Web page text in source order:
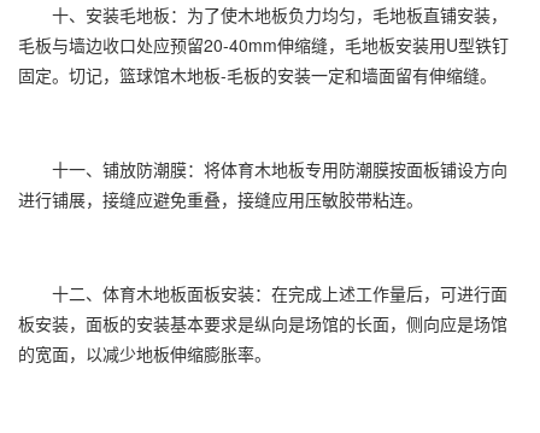
十、安装毛地板：为了使木地板负力均匀，毛地板直铺安装，
毛板与墙边收口处应预留20-40mm伸缩缝，毛地板安装用U型铁钉
固定。切记，篮球馆木地板-毛板的安装一定和墙面留有伸缩缝。
十一、铺放防潮膜：将体育木地板专用防潮膜按面板铺设方向
进行铺展，接缝应避免重叠，接缝应用压敏胶带粘连。
十二、体育木地板面板安装：在完成上述工作量后，可进行面
板安装，面板的安装基本要求是纵向是场馆的长面，侧向应是场馆
的宽面，以减少地板伸缩膨胀率。